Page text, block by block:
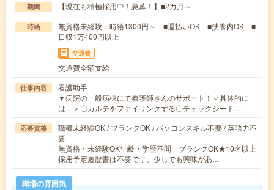
期間 【現在も積極採用中！急募！】■2カ月～
時給
無資格未経験：時給1300円～ ■週払いOK ■扶養内OK ■
日収1万400円以上
交通費
交通費全額支給
仕事内容
看護助手
▼病院の一般病棟にて看護師さんのサポート！＜具体的に
は…＞〇カルテをファイリングする〇チェックシート…
応募資格
職種未経験OK / ブランクOK / パソコンスキル不要 / 英語力不
要
無資格・未経験OK年齢・学歴不問 ブランクOK★10名以上
採用予定履歴書は不要です。少しでも興味があ…
職場の雰囲気